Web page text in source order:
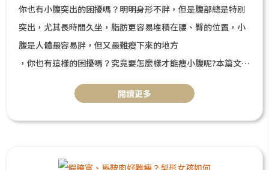
你也有小腹突出的困擾嗎？明明身形不胖，但是腹部總是特別
突出，尤其長時間久坐，脂肪更容易堆積在腰、臀的位置，小
腹是人體最容易胖，但又最難瘦下來的地方
，你也有這樣的困擾嗎？究竟要怎麼樣才能瘦小腹呢?本篇文章
將解密6種小腹類型，教你對症下藥有效瘦小腹!
閲讀更多